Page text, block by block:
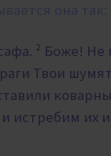
она так:
² Боже!
Твои
истребим их